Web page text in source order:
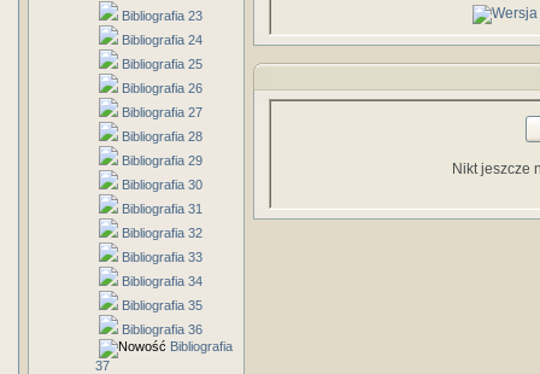
Bibliografia 23
Bibliografia 24
Bibliografia 25
Bibliografia 26
Bibliografia 27
Bibliografia 28
Bibliografia 29
Bibliografia 30
Bibliografia 31
Bibliografia 32
Bibliografia 33
Bibliografia 34
Bibliografia 35
Bibliografia 36
Bibliografia
37
Nikt jeszcze